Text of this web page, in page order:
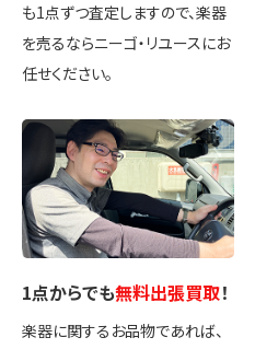
も1点ずつ査定しますので、楽器
を売るならニーゴ・リユースにお
任せください。
1点からでも無料出張買取！
楽器に関するお品物であれば、